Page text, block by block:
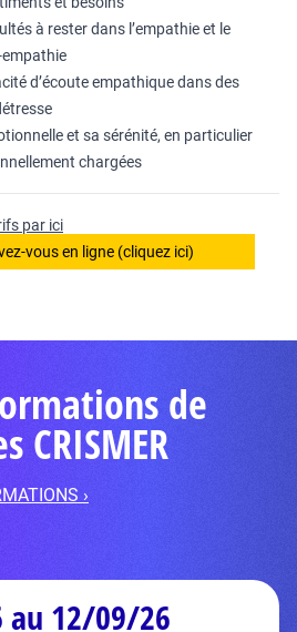
à rester dans l’empathie et le
d’écoute empathique dans des
et sa sérénité, en particulier
chargées
par ici
vous en ligne (cliquez ici)
de
CRISMER
›
au 12/09/26